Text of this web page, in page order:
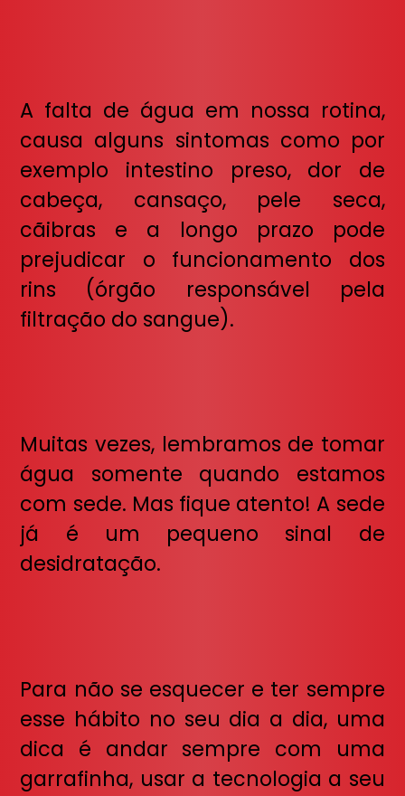
A falta de água em nossa rotina,
causa alguns sintomas como por
exemplo intestino preso, dor de
cabeça, cansaço, pele seca,
cãibras e a longo prazo pode
prejudicar o funcionamento dos
rins (órgão responsável pela
filtração do sangue).
Muitas vezes, lembramos de tomar
água somente quando estamos
com sede. Mas fique atento! A sede
já é um pequeno sinal de
desidratação.
Para não se esquecer e ter sempre
esse hábito no seu dia a dia, uma
dica é andar sempre com uma
garrafinha, usar a tecnologia a seu